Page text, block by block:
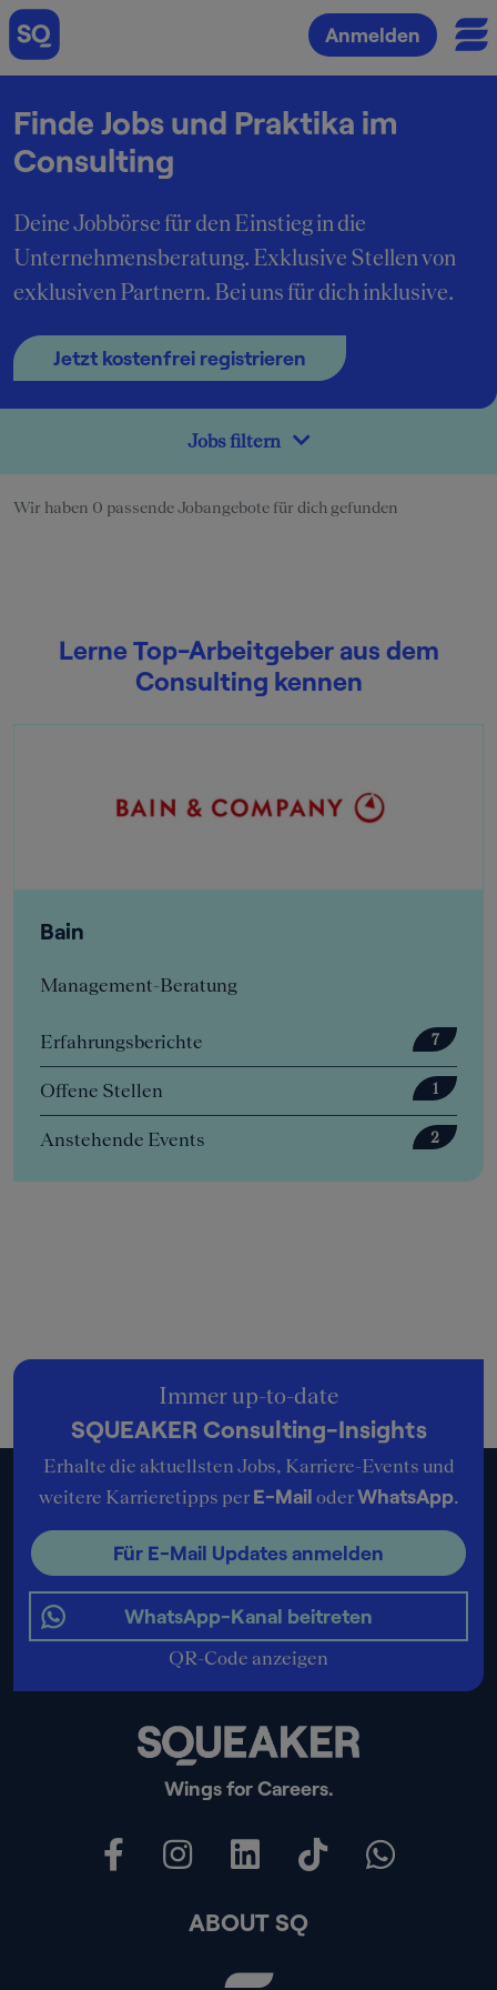
Anmelden
Finde Jobs und Praktika im
Consulting
Deine Jobbörse für den Einstieg in die
Unternehmensberatung. Exklusive Stellen von
exklusiven Partnern. Bei uns für dich inklusive.
Jetzt kostenfrei registrieren
Jobs filtern
Wir haben 0 passende Jobangebote für dich gefunden
Lerne Top-Arbeitgeber aus dem
Consulting kennen
Bain
Management-Beratung
Erfahrungsberichte 7
Offene Stellen 1
Anstehende Events 2
Wings for Careers.
Immer up-to-date
SQUEAKER Consulting-Insights
Erhalte die aktuellsten Jobs, Karriere-Events und
weitere Karrieretipps per E-Mail oderWhatsApp.
Für E-Mail Updates anmelden
WhatsApp-Kanal beitreten
QR-Code anzeigen
ABOUT SQ